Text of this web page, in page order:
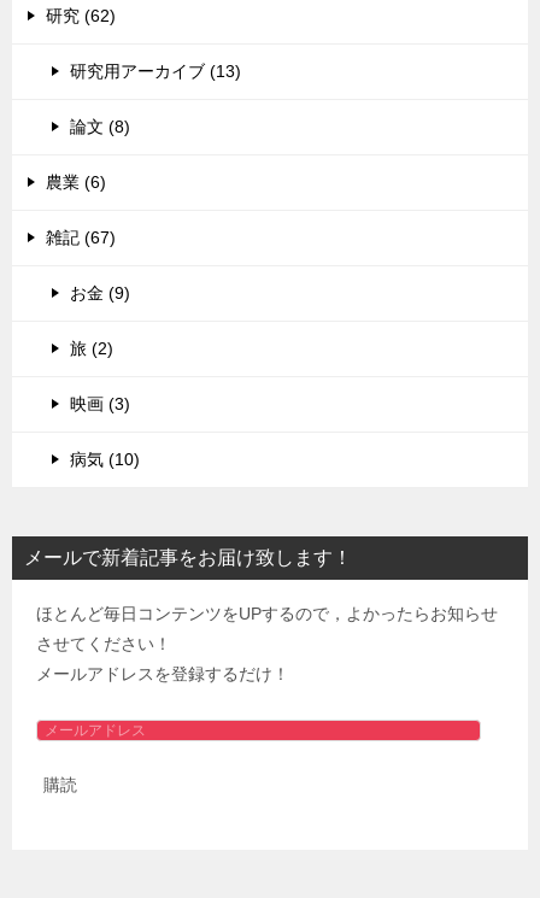
研究 (62)
研究用アーカイブ (13)
論文 (8)
農業 (6)
雑記 (67)
お金 (9)
旅 (2)
映画 (3)
病気 (10)
メールで新着記事をお届け致します！
ほとんど毎日コンテンツをUPするので，よかったらお知らせ
させてください！
メールアドレスを登録するだけ！
メ
ル
購読